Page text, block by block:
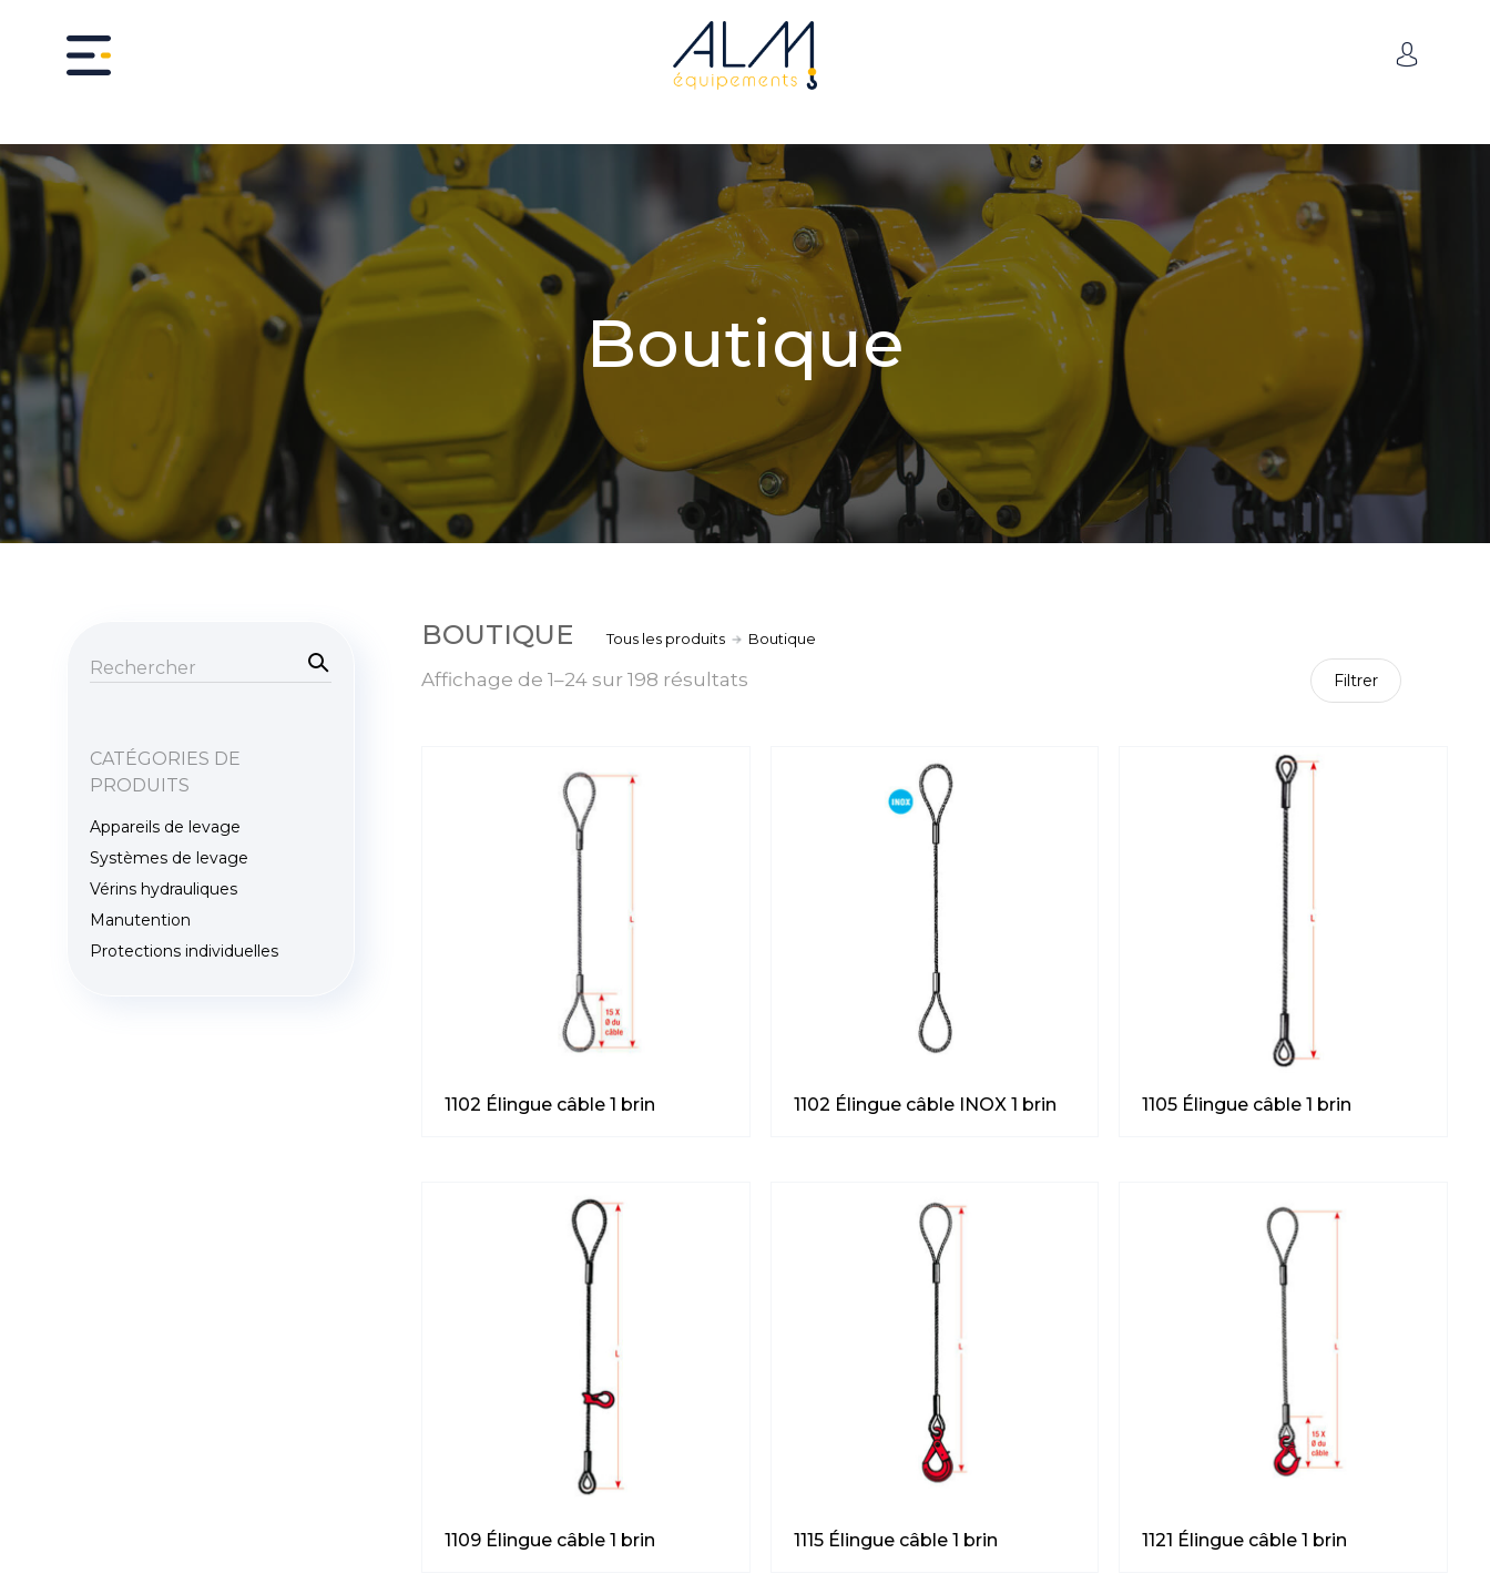
Boutique
BOUTIQUE Tous les produits Boutique
Filtrer
Affichage de 1–24 sur 198 résultats
1102 Élingue câble 1 brin 1102 Élingue câble INOX 1 brin 1105 Élingue câble 1 brin
1109 Élingue câble 1 brin 1115 Élingue câble 1 brin 1121 Élingue câble 1 brin
Recherche
her
che
CATÉGORIES DE
PRODUITS
Appareils de levage
Systèmes de levage
Vérins hydrauliques
Manutention
Protections individuelles